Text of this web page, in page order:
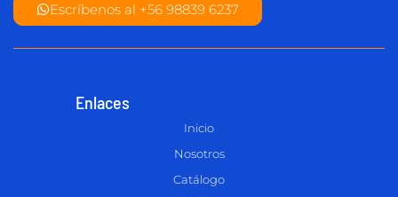
Escríbenos al +56 98839 6237
Enlaces
Inicio
Nosotros
Catálogo